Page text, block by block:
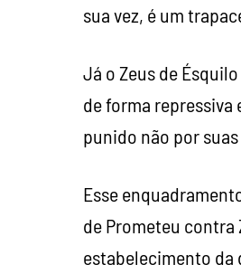
sua vez, é um
Já o Zeus de
de forma
punido não por
Esse
de Prometeu contra
estabelecimento da